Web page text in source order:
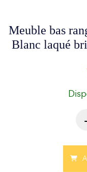
Meuble bas
Blanc laqué